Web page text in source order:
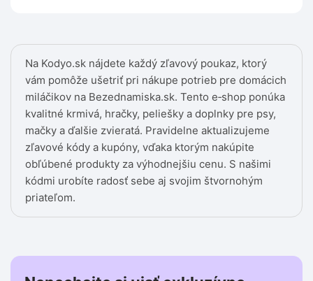
Na Kodyo.sk nájdete každý zľavový poukaz, ktorý
vám pomôže ušetriť pri nákupe potrieb pre domácich
miláčikov na Bezednamiska.sk. Tento e‑shop ponúka
kvalitné krmivá, hračky, peliešky a doplnky pre psy,
mačky a ďalšie zvieratá. Pravidelne aktualizujeme
zľavové kódy a kupóny, vďaka ktorým nakúpite
obľúbené produkty za výhodnejšiu cenu. S našimi
kódmi urobíte radosť sebe aj svojim štvornohým
priateľom.